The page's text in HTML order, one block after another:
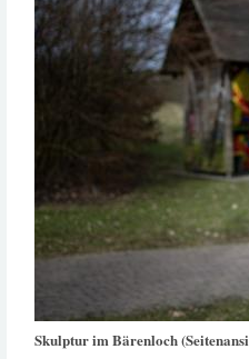
Skulptur im Bärenloch